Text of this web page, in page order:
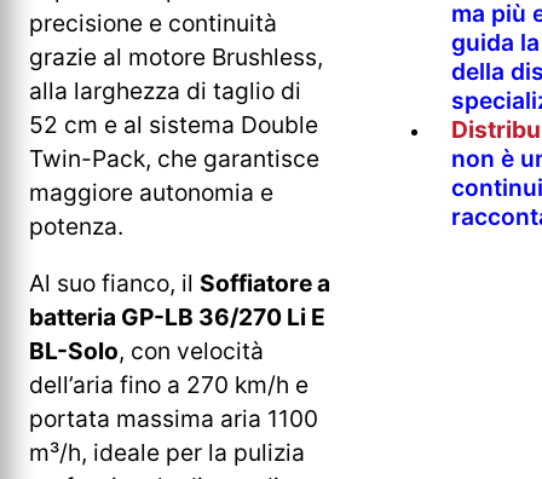
precisione e continuità
grazie al motore Brushless,
alla larghezza di taglio di
52 cm e al sistema Double
Twin-Pack, che garantisce
maggiore autonomia e
potenza.
Al suo fianco, il Soffiatore a
batteria GP-LB 36/270 Li E
BL-Solo, con velocità
dell’aria fino a 270 km/h e
portata massima aria 1100
m³/h, ideale per la pulizia
ma più
guida
della
non è